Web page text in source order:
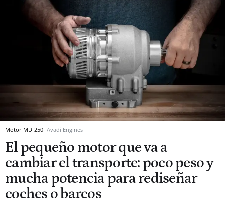
Motor MD-250 Avadi Engines
El pequeño motor que va a
cambiar el transporte: poco peso y
mucha potencia para rediseñar
coches o barcos